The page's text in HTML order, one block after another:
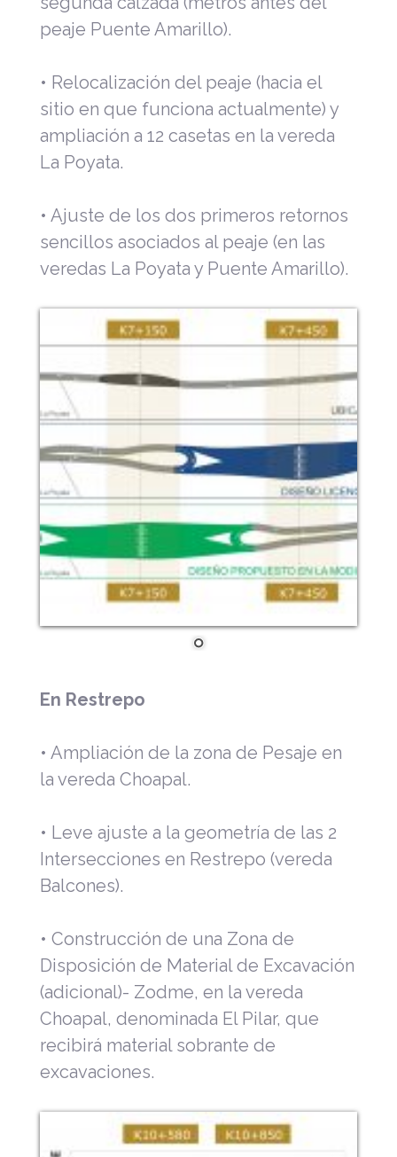
peaje Puente Amarillo).
• Relocalización del peaje (hacia el
sitio en que funciona actualmente) y
ampliación a 12 casetas en la vereda
La Poyata.
• Ajuste de los dos primeros retornos
sencillos asociados al peaje (en las
veredas La Poyata y Puente Amarillo).
En Restrepo
• Ampliación de la zona de Pesaje en
la vereda Choapal.
• Leve ajuste a la geometría de las 2
Intersecciones en Restrepo (vereda
Balcones).
• Construcción de una Zona de
Disposición de Material de Excavación
(adicional)- Zodme, en la vereda
Choapal, denominada El Pilar, que
recibirá material sobrante de
excavaciones.